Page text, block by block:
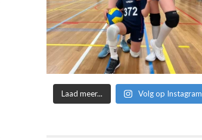
Laad meer... Volg op Instagram